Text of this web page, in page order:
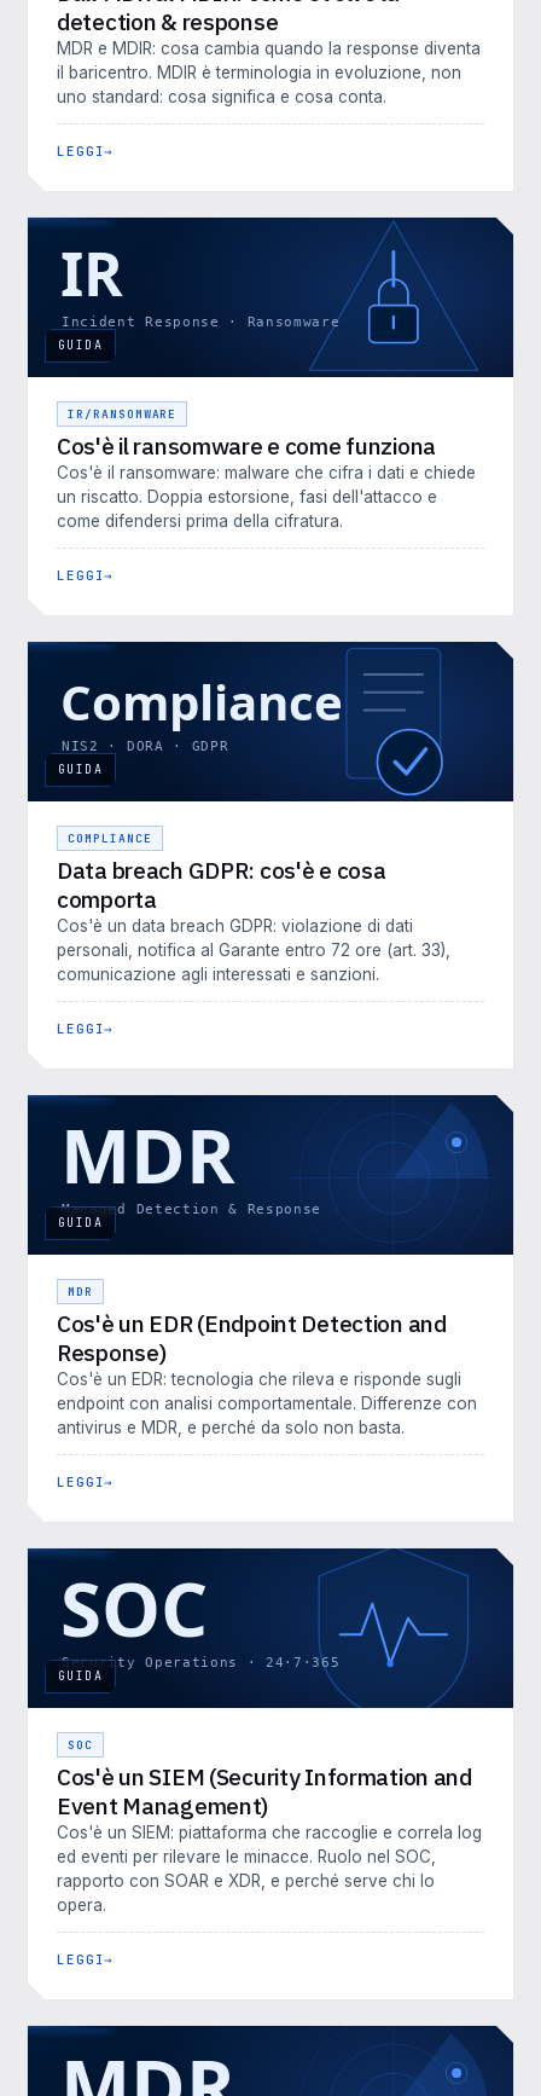
detection & response
MDR e MDIR: cosa cambia quando la response diventa
il baricentro. MDIR è terminologia in evoluzione, non
uno standard: cosa significa e cosa conta.
LEGGI
GUIDA
IR/RANSOMWARE
Cos'è il ransomware e come funziona
Cos'è il ransomware: malware che cifra i dati e chiede
un riscatto. Doppia estorsione, fasi dell'attacco e
come difendersi prima della cifratura.
LEGGI
GUIDA
COMPLIANCE
Data breach GDPR: cos'è e cosa
comporta
Cos'è un data breach GDPR: violazione di dati
personali, notifica al Garante entro 72 ore (art. 33),
comunicazione agli interessati e sanzioni.
LEGGI
GUIDA
MDR
Cos'è un EDR (Endpoint Detection and
Response)
Cos'è un EDR: tecnologia che rileva e risponde sugli
endpoint con analisi comportamentale. Differenze con
antivirus e MDR, e perché da solo non basta.
LEGGI
GUIDA
SOC
Cos'è un SIEM (Security Information and
Event Management)
Cos'è un SIEM: piattaforma che raccoglie e correla log
ed eventi per rilevare le minacce. Ruolo nel SOC,
rapporto con SOAR e XDR, e perché serve chi lo
opera.
LEGGI